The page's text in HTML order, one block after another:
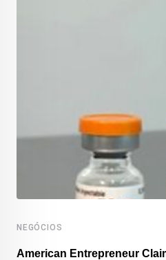
NEGÓCIOS
American Entrepreneur